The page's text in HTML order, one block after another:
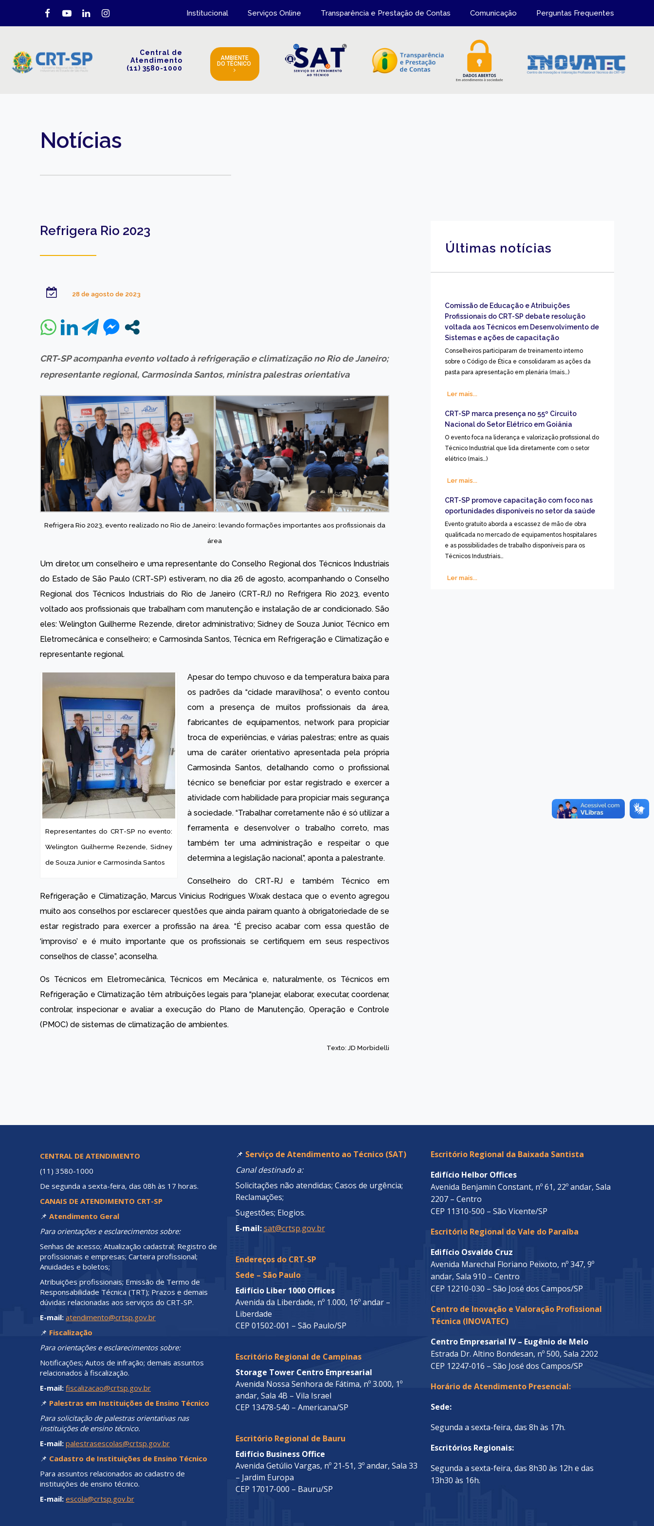
Institucional Serviços Online Transparência e Prestação de Contas Comunicação Perguntas Frequentes
Central de
Atendimento
(11) 3580-1000
AMBIENTE
DO TÉCNICO
Notícias
Refrigera Rio 2023
28 de agosto de 2023
CRT-SP acompanha evento voltado à refrigeração e climatização no Rio de Janeiro;
representante regional, Carmosinda Santos, ministra palestras orientativa
Refrigera Rio 2023, evento realizado no Rio de Janeiro: levando formações importantes aos profissionais da
área
Um diretor, um conselheiro e uma representante do Conselho Regional dos Técnicos Industriais
do Estado de São Paulo (CRT-SP) estiveram, no dia 26 de agosto, acompanhando o Conselho
Regional dos Técnicos Industriais do Rio de Janeiro (CRT-RJ) no Refrigera Rio 2023, evento
voltado aos profissionais que trabalham com manutenção e instalação de ar condicionado. São
eles: Welington Guilherme Rezende, diretor administrativo; Sidney de Souza Junior, Técnico em
Eletromecânica e conselheiro; e Carmosinda Santos, Técnica em Refrigeração e Climatização e
representante regional.
Representantes do CRT-SP no evento:
Welington Guilherme Rezende, Sidney
de Souza Junior e Carmosinda Santos
Apesar do tempo chuvoso e da temperatura baixa para
os padrões da “cidade maravilhosa”, o evento contou
com a presença de muitos profissionais da área,
fabricantes de equipamentos, network para propiciar
troca de experiências, e várias palestras; entre as quais
uma de caráter orientativo apresentada pela própria
Carmosinda Santos, detalhando como o profissional
técnico se beneficiar por estar registrado e exercer a
atividade com habilidade para propiciar mais segurança
à sociedade. “Trabalhar corretamente não é só utilizar a
ferramenta e desenvolver o trabalho correto, mas
também ter uma administração e respeitar o que
determina a legislação nacional”, aponta a palestrante.
Conselheiro do CRT-RJ e também Técnico em
Refrigeração e Climatização, Marcus Vinicius Rodrigues Wixak destaca que o evento agregou
muito aos conselhos por esclarecer questões que ainda pairam quanto à obrigatoriedade de se
estar registrado para exercer a profissão na área. “É preciso acabar com essa questão de
‘improviso’ e é muito importante que os profissionais se certifiquem em seus respectivos
conselhos de classe”, aconselha.
Os Técnicos em Eletromecânica, Técnicos em Mecânica e, naturalmente, os Técnicos em
Refrigeração e Climatização têm atribuições legais para “planejar, elaborar, executar, coordenar,
controlar, inspecionar e avaliar a execução do Plano de Manutenção, Operação e Controle
(PMOC) de sistemas de climatização de ambientes.
Texto: JD Morbidelli
Últimas notícias
Comissão de Educação e Atribuições
Profissionais do CRT-SP debate resolução
voltada aos Técnicos em Desenvolvimento de
Sistemas e ações de capacitação
Conselheiros participaram de treinamento interno
sobre o Código de Ética e consolidaram as ações da
pasta para apresentação em plenária (mais…)
Ler mais...
CRT-SP marca presença no 55º Circuito
Nacional do Setor Elétrico em Goiânia
O evento foca na liderança e valorização profissional do
Técnico Industrial que lida diretamente com o setor
elétrico (mais…)
Ler mais...
CRT-SP promove capacitação com foco nas
oportunidades disponíveis no setor da saúde
Evento gratuito aborda a escassez de mão de obra
qualificada no mercado de equipamentos hospitalares
e as possibilidades de trabalho disponíveis para os
Técnicos Industriais…
Ler mais...
CENTRAL DE ATENDIMENTO
(11) 3580-1000
De segunda a sexta-feira, das 08h às 17 horas.
CANAIS DE ATENDIMENTO CRT-SP
📌 Atendimento Geral
Para orientações e esclarecimentos sobre:
Senhas de acesso; Atualização cadastral; Registro de
profissionais e empresas; Carteira profissional;
Anuidades e boletos;
Atribuições profissionais; Emissão de Termo de
Responsabilidade Técnica (TRT); Prazos e demais
dúvidas relacionadas aos serviços do CRT-SP.
E-mail: atendimento@crtsp.gov.br
📌 Fiscalização
Para orientações e esclarecimentos sobre:
Notificações; Autos de infração; demais assuntos
relacionados à fiscalização.
E-mail: fiscalizacao@crtsp.gov.br
📌 Palestras em Instituições de Ensino Técnico
Para solicitação de palestras orientativas nas
instituições de ensino técnico.
E-mail: palestrasescolas@crtsp.gov.br
📌 Cadastro de Instituições de Ensino Técnico
Para assuntos relacionados ao cadastro de
instituições de ensino técnico.
E-mail: escola@crtsp.gov.br
📌 Serviço de Atendimento ao Técnico (SAT)
Canal destinado a:
Solicitações não atendidas; Casos de urgência;
Reclamações;
Sugestões; Elogios.
E-mail:sat@crtsp.gov.br
Endereços do CRT-SP
Sede – São Paulo
Edifício Liber 1000 Offices
Avenida da Liberdade, nº 1.000, 16º andar –
Liberdade
CEP 01502-001 – São Paulo/SP
Escritório Regional de Campinas
Storage Tower Centro Empresarial
Avenida Nossa Senhora de Fátima, nº 3.000, 1º
andar, Sala 4B – Vila Israel
CEP 13478-540 – Americana/SP
Escritório Regional de Bauru
Edifício Business Office
Avenida Getúlio Vargas, nº 21-51, 3º andar, Sala 33
– Jardim Europa
CEP 17017-000 – Bauru/SP
Escritório Regional da Baixada Santista
Edifício Helbor Offices
Avenida Benjamin Constant, nº 61, 22º andar, Sala
2207 – Centro
CEP 11310-500 – São Vicente/SP
Escritório Regional do Vale do Paraíba
Edifício Osvaldo Cruz
Avenida Marechal Floriano Peixoto, nº 347, 9º
andar, Sala 910 – Centro
CEP 12210-030 – São José dos Campos/SP
Centro de Inovação e Valoração Profissional
Técnica (INOVATEC)
Centro Empresarial IV – Eugênio de Melo
Estrada Dr. Altino Bondesan, nº 500, Sala 2202
CEP 12247-016 – São José dos Campos/SP
Horário de Atendimento Presencial:
Sede:
Segunda a sexta-feira, das 8h às 17h.
Escritórios Regionais:
Segunda a sexta-feira, das 8h30 às 12h e das
13h30 às 16h.